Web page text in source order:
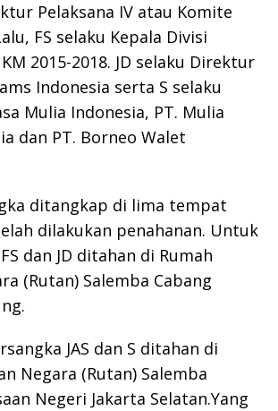
Pelaksana IV atau Komite
FS selaku Kepala Divisi
2015-2018. JD selaku Direktur
Indonesia serta S selaku
Mulia Indonesia, PT. Mulia
dan PT. Borneo Walet
ditangkap di lima tempat
dilakukan penahanan. Untuk
dan JD ditahan di Rumah
(Rutan) Salemba Cabang
JAS dan S ditahan di
Negara (Rutan) Salemba
Negeri Jakarta Selatan.Yang